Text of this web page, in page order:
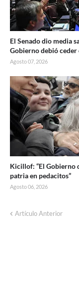
El Senado dio media
Gobierno debió ceder
Agosto 07, 2026
Kicillof: “El
patria en pedacitos”
Agosto 06, 2026
Artículo Anterior